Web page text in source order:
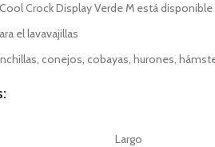
Crock Display Verde M está
el lavavajillas
conejos, cobayas, hurones,
Largo